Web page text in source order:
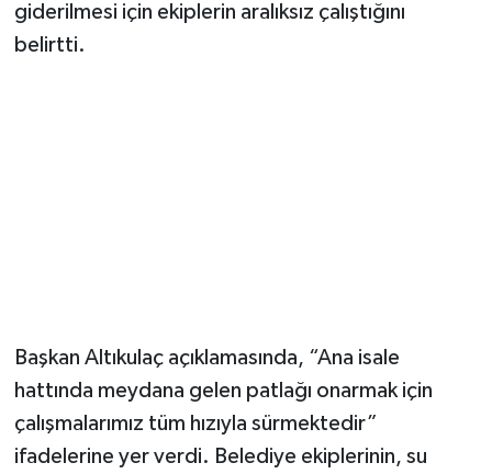
giderilmesi için ekiplerin aralıksız çalıştığını
belirtti.
Başkan Altıkulaç açıklamasında, “Ana isale
hattında meydana gelen patlağı onarmak için
çalışmalarımız tüm hızıyla sürmektedir”
ifadelerine yer verdi. Belediye ekiplerinin, su